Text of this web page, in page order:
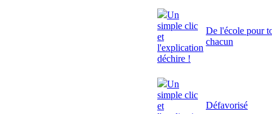
Un
simple clic
et
l'explication
déchire !
De l'école pour
chacun
Un
simple clic
et
Défavorisé